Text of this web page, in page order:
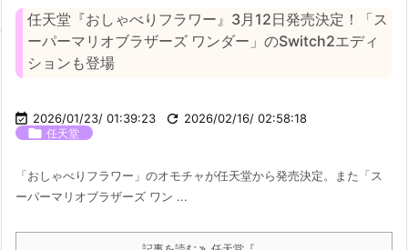
任天堂『おしゃべりフラワー』3月12日発売決定！「ス
ーパーマリオブラザーズ ワンダー」のSwitch2エディ
ションも登場
 2026/01/23/ 01:39:23  2026/02/16/ 02:58:18
 任天堂
「おしゃべりフラワー」のオモチャが任天堂から発売決定。また「ス
ーパーマリオブラザーズ ワン ...